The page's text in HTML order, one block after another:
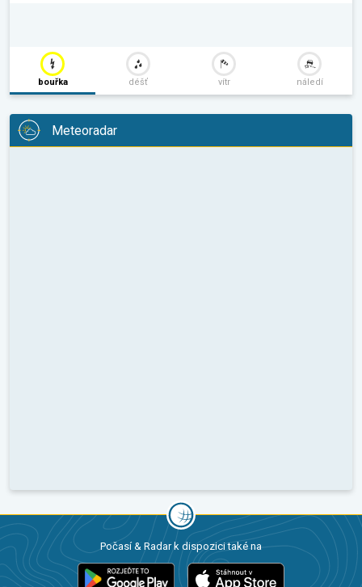
bouřka déšť vítr náledí
Meteoradar
Počasí & Radar k dispozici také na